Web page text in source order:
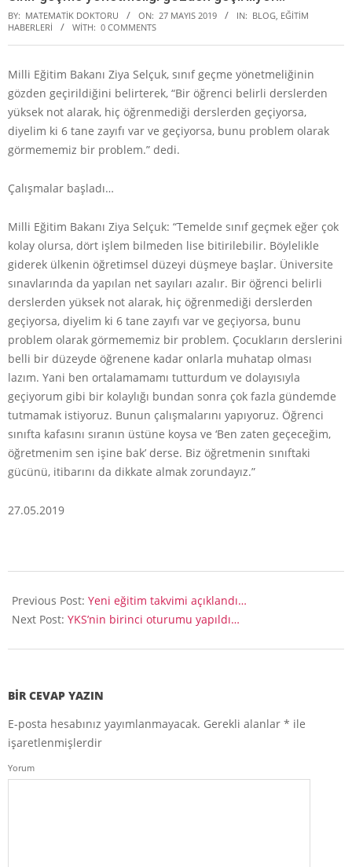
BY: MATEMATIK DOKTORU ON: 27 MAYIS 2019 IN: BLOG EĞITIM
HABERLERI
WITH: 0 COMMENTS
Milli Eğitim Bakanı Ziya Selçuk, sınıf geçme yönetmeliğinin
gözden geçirildiğini belirterek, “Bir öğrenci belirli derslerden
yüksek not alarak, hiç öğrenmediği derslerden geçiyorsa,
diyelim ki 6 tane zayıfı var ve geçiyorsa, bunu problem olarak
görmememiz bir problem.” dedi.
Çalışmalar başladı…
Milli Eğitim Bakanı Ziya Selçuk: “Temelde sınıf geçmek eğer çok
kolay olursa, dört işlem bilmeden lise bitirilebilir. Böylelikle
giderek ülkenin öğretimsel düzeyi düşmeye başlar. Üniversite
sınavlarında da yapılan net sayıları azalır. Bir öğrenci belirli
derslerden yüksek not alarak, hiç öğrenmediği derslerden
geçiyorsa, diyelim ki 6 tane zayıfı var ve geçiyorsa, bunu
problem olarak görmememiz bir problem. Çocukların derslerini
belli bir düzeyde öğrenene kadar onlarla muhatap olması
lazım. Yani ben ortalamamamı tutturdum ve dolayısıyla
geçiyorum gibi bir kolaylığı bundan sonra çok fazla gündemde
tutmamak istiyoruz. Bunun çalışmalarını yapıyoruz. Öğrenci
sınıfta kafasını sıranın üstüne koysa ve ‘Ben zaten geçeceğim,
öğretmenim sen işine bak’ derse. Biz öğretmenin sınıftaki
gücünü, itibarını da dikkate almak zorundayız.”
27.05.2019
05-
27
Previous Post: Yeni eğitim takvimi açıklandı…
Next Post: YKS’nin birinci oturumu yapıldı…
BIR CEVAP YAZIN
E-posta hesabınız yayımlanmayacak. Gerekli alanlar * ile
işaretlenmişlerdir
Yorum